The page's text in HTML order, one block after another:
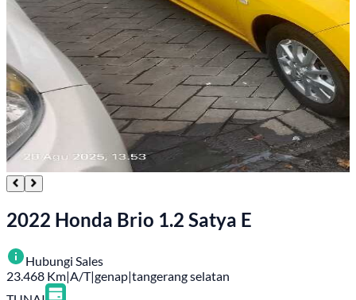
2022 Honda Brio 1.2 Satya E
Hubungi Sales
23.468 Km|A/T|genap|tangerang selatan